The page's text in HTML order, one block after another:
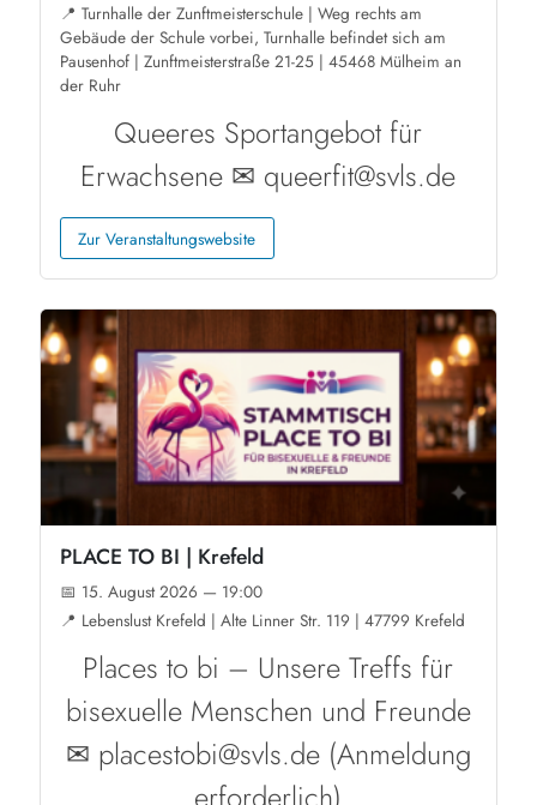
📍 Turnhalle der Zunftmeisterschule | Weg rechts am
Gebäude der Schule vorbei, Turnhalle befindet sich am
Pausenhof | Zunftmeisterstraße 21-25 | 45468 Mülheim an
der Ruhr
Queeres Sportangebot für
Erwachsene ✉ queerfit@svls.de
Zur Veranstaltungswebsite
PLACE TO BI | Krefeld
📅 15. August 2026 — 19:00
📍 Lebenslust Krefeld | Alte Linner Str. 119 | 47799 Krefeld
Places to bi – Unsere Treffs für
bisexuelle Menschen und Freunde
✉ placestobi@svls.de (Anmeldung